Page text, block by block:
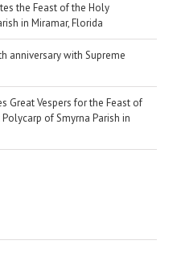
the Feast of the Holy
in Miramar, Florida
anniversary with Supreme
Great Vespers for the Feast of
of Smyrna Parish in